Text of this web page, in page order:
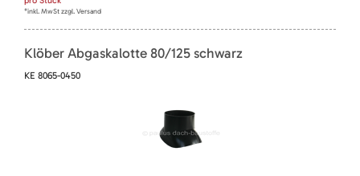
*inkl. MwSt zzgl. Versand
Klöber Abgaskalotte 80/125 schwarz
KE 8065-0450